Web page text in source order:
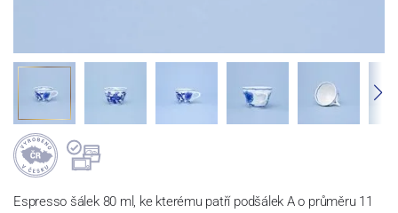
Espresso šálek 80 ml, ke kterému patří podšálek A o průměru 11